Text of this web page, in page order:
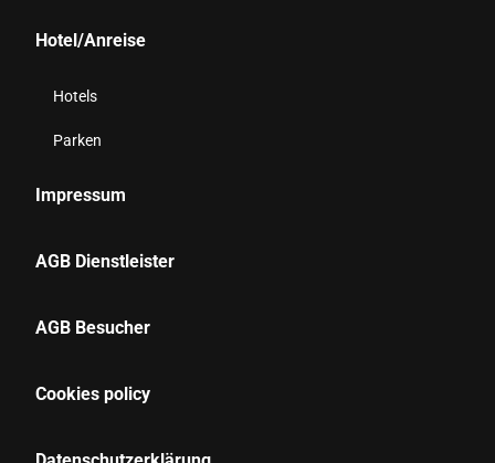
Hotel/Anreise
Hotels
Parken
Impressum
AGB Dienstleister
AGB Besucher
Cookies policy